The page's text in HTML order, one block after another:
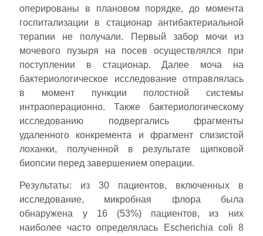
оперированы в плановом порядке, до момента
госпитализации в стационар антибактериальной
терапии не получали. Первый забор мочи из
мочевого пузыря на посев осуществлялся при
поступлении в стационар. Далее моча на
бактериологическое исследование отправлялась
в момент пункции полостной системы
интраоперационно. Также бактериологическому
исследованию подвергались фрагменты
удаленного конкремента и фрагмент слизистой
лоханки, полученной в результате щипковой
биопсии перед завершением операции.
Результаты: из 30 пациентов, включенных в
исследование, микробная флора была
обнаружена у 16 (53%) пациентов, из них
наиболее часто определялась Escherichia coli 8